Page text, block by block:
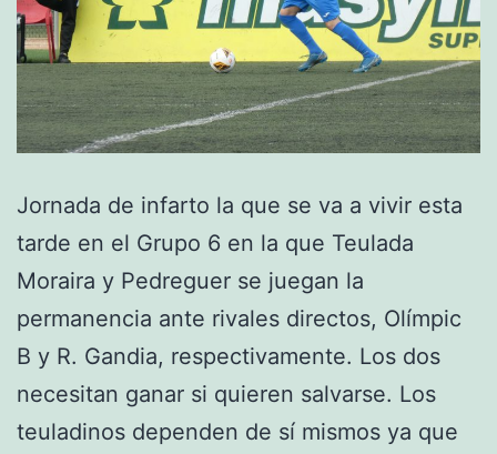
Jornada de infarto la que se va a vivir esta
tarde en el Grupo 6 en la que Teulada
Moraira y Pedreguer se juegan la
permanencia ante rivales directos, Olímpic
B y R. Gandia, respectivamente. Los dos
necesitan ganar si quieren salvarse. Los
teuladinos dependen de sí mismos ya que